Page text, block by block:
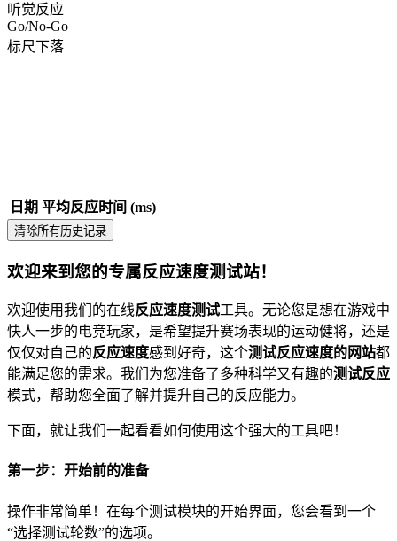
听觉反应
Go/No-Go
标尺下落
日期 平均反应时间 (ms)
清除所有历史记录
欢迎来到您的专属反应速度测试站！
欢迎使用我们的在线反应速度测试工具。无论您是想在游戏中
快人一步的电竞玩家，是希望提升赛场表现的运动健将，还是
仅仅对自己的反应速度感到好奇，这个测试反应速度的网站都
能满足您的需求。我们为您准备了多种科学又有趣的测试反应
模式，帮助您全面了解并提升自己的反应能力。
下面，就让我们一起看看如何使用这个强大的工具吧！
第一步：开始前的准备
操作非常简单！在每个测试模块的开始界面，您会看到一个
“选择测试轮数”的选项。